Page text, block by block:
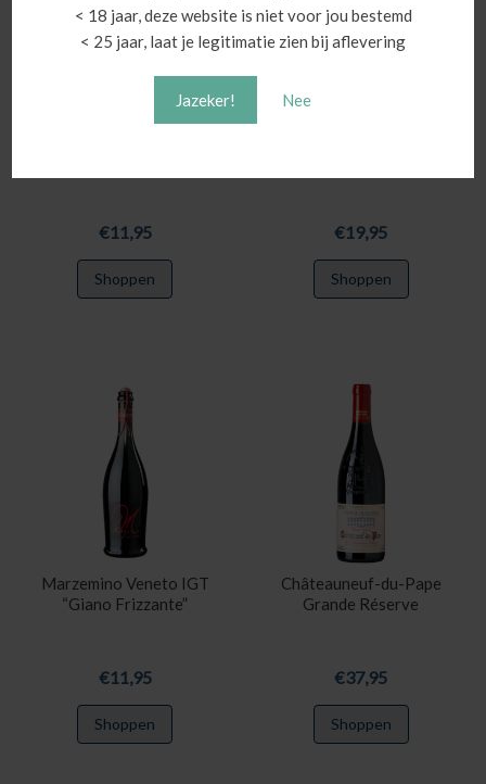
< 18 jaar, deze website is niet voor jou bestemd
< 25 jaar, laat je legitimatie zien bij aflevering
Jazeker! Nee
€11,95
Shoppen
€19,95
Shoppen
Marzemino Veneto IGT
“Giano Frizzante”
€11,95
Shoppen
Châteauneuf-du-Pape
Grande Réserve
€37,95
Shoppen